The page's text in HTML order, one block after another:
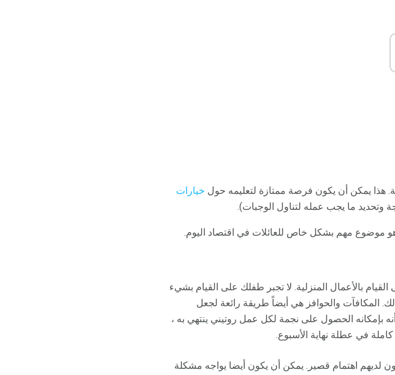
هذا يمكن أن يكون فرصة ممتازة لتعليمه حول خيارات
وتحديد ما يجب عمله لتناول الوجبات).
وهو موضوع مهم بشكل خاص للعائلات في اقتصاد اليوم.
بالأعمال المنزلية. لا تجبر طفلك على القيام بشيء
المكافآت والحوافز هي أيضاً طريقة رائعة لجعل
بإمكانه الحصول على نجمة لكل عمل روتيني ينتهي به ،
كاملة في عطلة نهاية الأسبوع.
لديهم اهتمام قصير. يمكن أن يكون أيضا يواجه مشكلة